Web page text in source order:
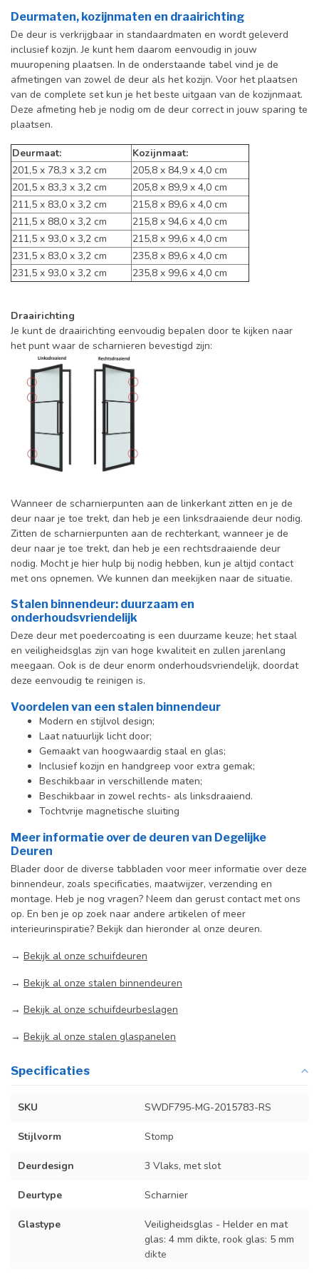
Deurmaten, kozijnmaten en draairichting
De deur is verkrijgbaar in standaardmaten en wordt geleverd
inclusief kozijn. Je kunt hem daarom eenvoudig in jouw
muuropening plaatsen. In de onderstaande tabel vind je de
afmetingen van zowel de deur als het kozijn. Voor het plaatsen
van de complete set kun je het beste uitgaan van de kozijnmaat.
Deze afmeting heb je nodig om de deur correct in jouw sparing te
plaatsen.
Deurmaat:
Kozijnmaat:
201,5 x 78,3 x 3,2 cm
205,8 x 84,9 x 4,0 cm
201,5 x 83,3 x 3,2 cm
205,8 x 89,9 x 4,0 cm
211,5 x 83,0 x 3,2 cm
215,8 x 89,6 x 4,0 cm
211,5 x 88,0 x 3,2 cm
215,8 x 94,6 x 4,0 cm
211,5 x 93,0 x 3,2 cm
215,8 x 99,6 x 4,0 cm
231,5 x 83,0 x 3,2 cm
235,8 x 89,6 x 4,0 cm
231,5 x 93,0 x 3,2 cm
235,8 x 99,6 x 4,0 cm
Draairichting
Je kunt de draairichting eenvoudig bepalen door te kijken naar
het punt waar de scharnieren bevestigd zijn:
Wanneer de scharnierpunten aan de linkerkant zitten en je de
deur naar je toe trekt, dan heb je een linksdraaiende deur nodig.
Zitten de scharnierpunten aan de rechterkant, wanneer je de
deur naar je toe trekt, dan heb je een rechtsdraaiende deur
nodig. Mocht je hier hulp bij nodig hebben, kun je altijd contact
met ons opnemen. We kunnen dan meekijken naar de situatie.
Stalen binnendeur: duurzaam en
onderhoudsvriendelijk
Deze deur met poedercoating is een duurzame keuze; het staal
en veiligheidsglas zijn van hoge kwaliteit en zullen jarenlang
meegaan. Ook is de deur enorm onderhoudsvriendelijk, doordat
deze eenvoudig te reinigen is.
Voordelen van een stalen binnendeur
Modern en stijlvol design;
Laat natuurlijk licht door;
Gemaakt van hoogwaardig staal en glas;
Inclusief kozijn en handgreep voor extra gemak;
Beschikbaar in verschillende maten;
Beschikbaar in zowel rechts- als linksdraaiend.
Tochtvrije magnetische sluiting
Meer informatie over de deuren van Degelijke
Deuren
Blader door de diverse tabbladen voor meer informatie over deze
binnendeur, zoals specificaties, maatwijzer, verzending en
montage. Heb je nog vragen? Neem dan gerust contact met ons
op. En ben je op zoek naar andere artikelen of meer
interieurinspiratie? Bekijk dan hieronder al onze deuren.
→ Bekijk al onze schuifdeuren
→ Bekijk al onze stalen binnendeuren
→ Bekijk al onze schuifdeurbeslagen
→ Bekijk al onze stalen glaspanelen
Specificaties
SKU SWDF795-MG-2015783-RS
Stijlvorm Stomp
Deurdesign 3 Vlaks, met slot
Deurtype Scharnier
Glastype
Veiligheidsglas - Helder en mat
glas: 4 mm dikte, rook glas: 5 mm
dikte